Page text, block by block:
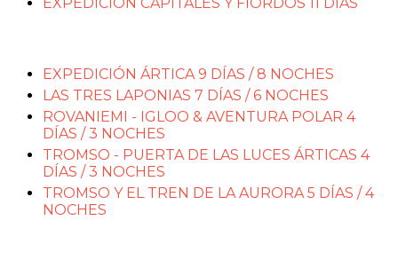
EXPEDICIÓN CAPITALES Y FIORDOS 11 DÍAS
EXPEDICIÓN ÁRTICA 9 DÍAS / 8 NOCHES
LAS TRES LAPONIAS 7 DÍAS / 6 NOCHES
ROVANIEMI - IGLOO & AVENTURA POLAR 4
DÍAS / 3 NOCHES
TROMSO - PUERTA DE LAS LUCES ÁRTICAS 4
DÍAS / 3 NOCHES
TROMSO Y EL TREN DE LA AURORA 5 DÍAS / 4
NOCHES